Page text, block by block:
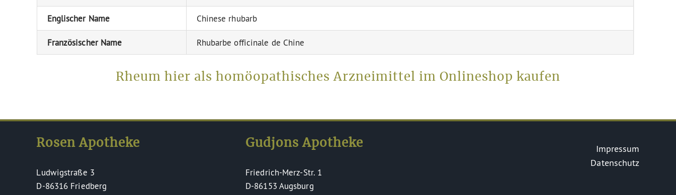
Englischer Name Chinese rhubarb
Französischer Name Rhubarbe officinale de Chine
Rheum hier als homöopathisches Arzneimittel im Onlineshop kaufen
Rosen Apotheke
Ludwigstraße 3
D-86316 Friedberg
Gudjons Apotheke
Friedrich-Merz-Str. 1
D-86153 Augsburg
Impressum
Datenschutz